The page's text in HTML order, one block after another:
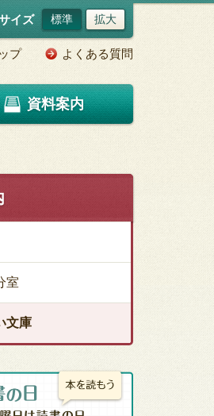
イズ 標準 拡大
プ よくある質問
資料案内
室
文庫